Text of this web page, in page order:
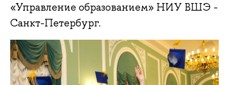
«Управление образованием» НИУ ВШЭ -
Санкт-Петербург.